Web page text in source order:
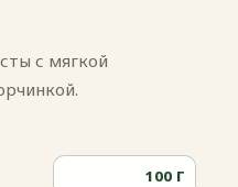
с мягкой
Г